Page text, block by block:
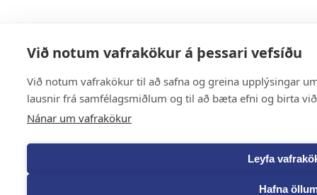
Við notum vafrakökur á þessari vefsíðu
Við notum vafrakökur til að safna og greina upplýsingar
lausnir frá samfélagsmiðlum og til að bæta efni og birta
Nánar um vafrakökur
Leyfa
Hafna